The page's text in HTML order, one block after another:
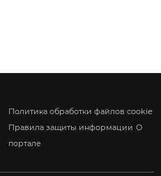
Политика обработки файлов cookie
Правила защиты информации О
портале